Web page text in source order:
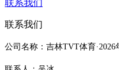
联系我们
联系我们
公司名称：吉林TVT体育